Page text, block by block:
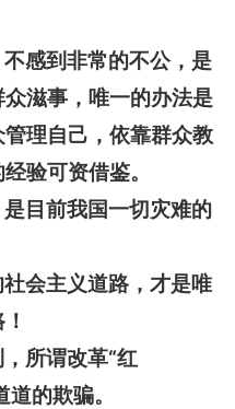
感到非常的不公，是
滋事，唯一的办法是
理自己，依靠群众教
验可资借鉴。
目前我国一切灾难的
会主义道路，才是唯
所谓改革“红
的欺骗。